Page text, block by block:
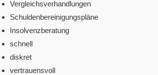
Vergleichsverhandlungen
Schuldenbereinigungspläne
Insolvenzberatung
schnell
diskret​
vertrauensvoll​